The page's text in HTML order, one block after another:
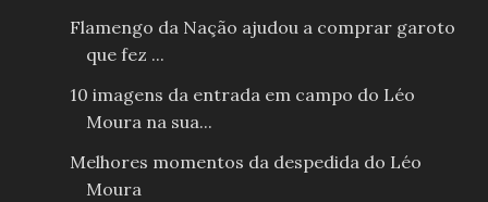
Flamengo da Nação ajudou a comprar garoto
que fez ...
10 imagens da entrada em campo do Léo
Moura na sua...
Melhores momentos da despedida do Léo
Moura